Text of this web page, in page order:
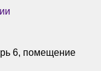
6, помещение